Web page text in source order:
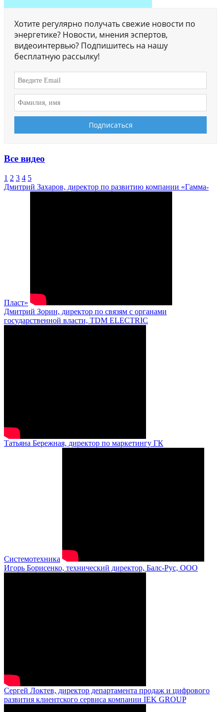
Хотите регулярно получать свежие новости по
энергетике? Новости, мнения эспертов,
видеоинтервью? Подпишитесь на нашу
бесплатную рассылку!
Все видео
1 2 3 4 5
Дмитрий Захаров, директор по развитию компании «Гамма-
Пласт»
Дмитрий Зорин, директор по связям с органами
государственной власти, TDM ELECTRIC
Татьяна Бережная, директор по маркетингу ГК
Системотехника
Игорь Борисенко, технический директор, Балс-Рус, ООО
Сергей Локтев, директор департамента продаж и цифрового
развития клиентского сервиса компании IEK GROUP